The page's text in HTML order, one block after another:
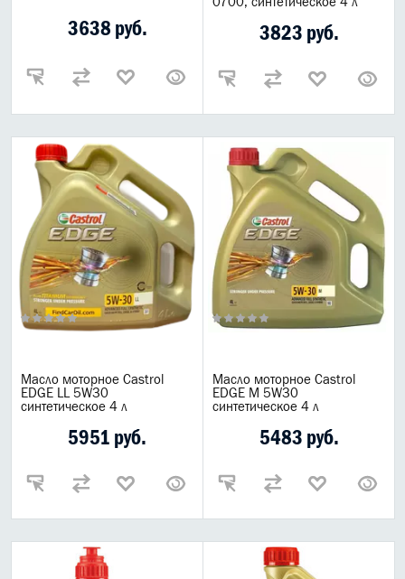
3638 руб. 3823 руб.
Масло моторное Castrol
EDGE LL 5W30
синтетическое 4 л
5951 руб.
Масло моторное Castrol
EDGE M 5W30
синтетическое 4 л
5483 руб.